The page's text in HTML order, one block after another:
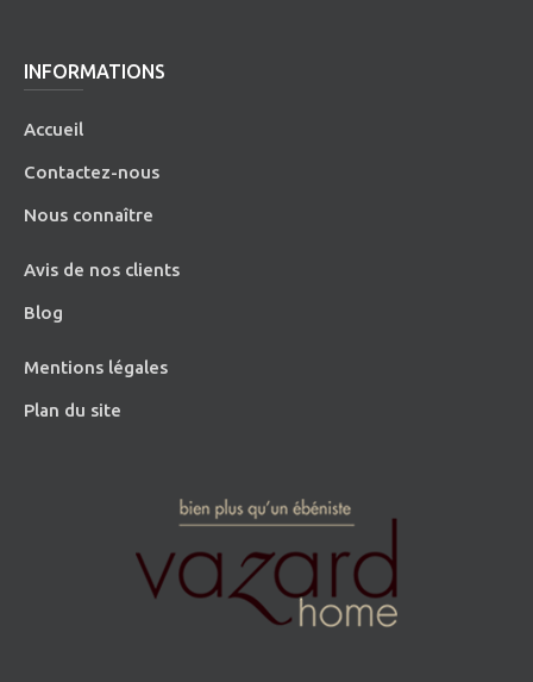
INFORMATIONS
Accueil
Contactez-nous
Nous connaître
Avis de nos clients
Blog
Mentions légales
Plan du site